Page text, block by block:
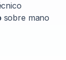
sobre mano